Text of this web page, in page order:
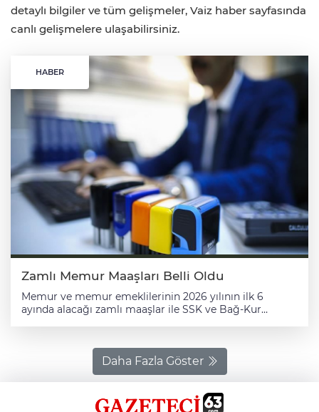
detaylı bilgiler ve tüm gelişmeler, Vaiz haber sayfasında
canlı gelişmelere ulaşabilirsiniz.
HABER
Zamlı Memur Maaşları Belli Oldu
Memur ve memur emeklilerinin 2026 yılının ilk 6
ayında alacağı zamlı maaşlar ile SSK ve Bağ-Kur
bilgilere göre, 2026 yılında kamu görevlilerinin mali ve
sosyal haklarında yapılan artışlar, Kamu Görevlileri
Hakem Kurulu Kararı ile belirlenmişti. Bu yılın ocak
ayından geçerli olmak üzere kamu görevlilerinin aylık
ve ücretlerinde yüzde 11 ve 1000 lira seyyanen artış
Daha Fazla Göster